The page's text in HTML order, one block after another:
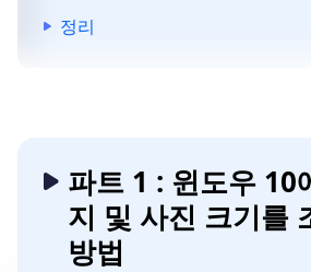
정리
파트 1 : 윈도우 10
지 및 사진 크기를
방법